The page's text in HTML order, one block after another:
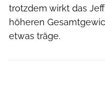
trotzdem wirkt das
höheren
etwas träge.